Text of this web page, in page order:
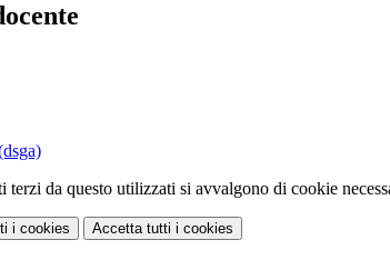
terzi da questo utilizzati si avvalgono di cookie
i cookies Accetta tutti i cookies